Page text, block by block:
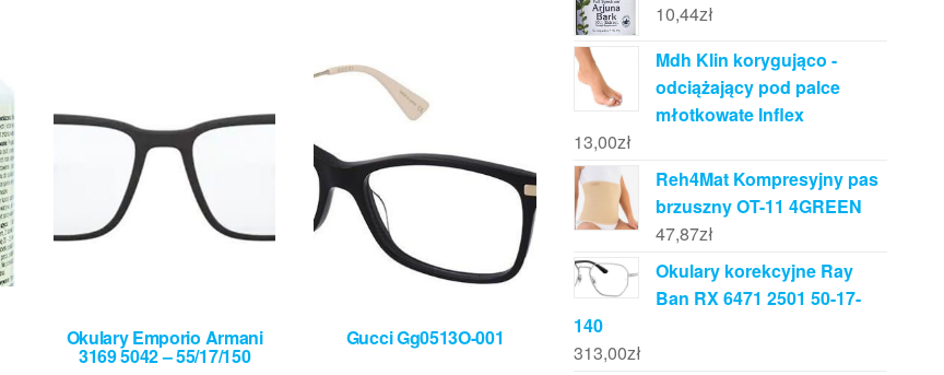
Okulary Emporio Armani
3169 5042 – 55/17/150
Gucci Gg0513O-001
10,44zł
Mdh Klin korygująco -
odciążający pod palce
młotkowate Inflex
13,00zł
Reh4Mat Kompresyjny pas
brzuszny OT-11 4GREEN
47,87zł
Okulary korekcyjne Ray
Ban RX 6471 2501 50-17-
140
313,00zł